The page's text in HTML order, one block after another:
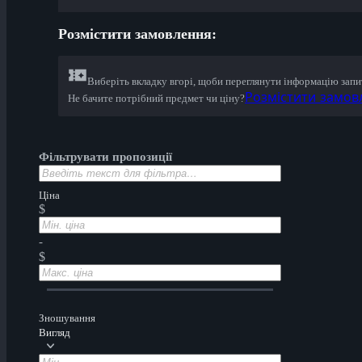
Розмістити замовлення:
Виберіть вкладку вгорі, щоби переглянути інформацію
Не бачите потрібний предмет чи ціну?Розмістити
Фільтрувати пропозиції
Ціна
$
-
$
Зношування
Вигляд